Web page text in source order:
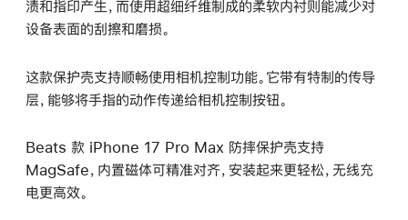
渍和指印产生，而使用超细纤维制成的柔软内衬则能减少对
设备表面的刮擦和磨损。
这款保护壳支持顺畅使用相机控制功能。它带有特制的传导
层，能够将手指的动作传递给相机控制按钮。
Beats 款 iPhone 17 Pro Max 防摔保护壳支持
MagSafe，内置磁体可精准对齐，安装起来更轻松，无线充
电更高效。